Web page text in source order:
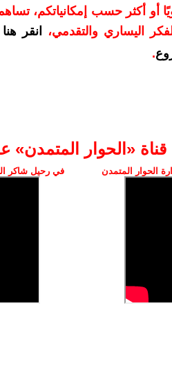
دولارات سنويًا أو أكثر حسب
اليساري والتقدمي،
انقر
.
‫«الحوار المتمدن»
الحوار المتمدن في رحيل شاكر